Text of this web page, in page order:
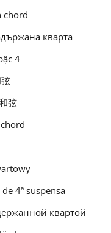
chord
кварта
4
弦
4ª suspensa
квартой